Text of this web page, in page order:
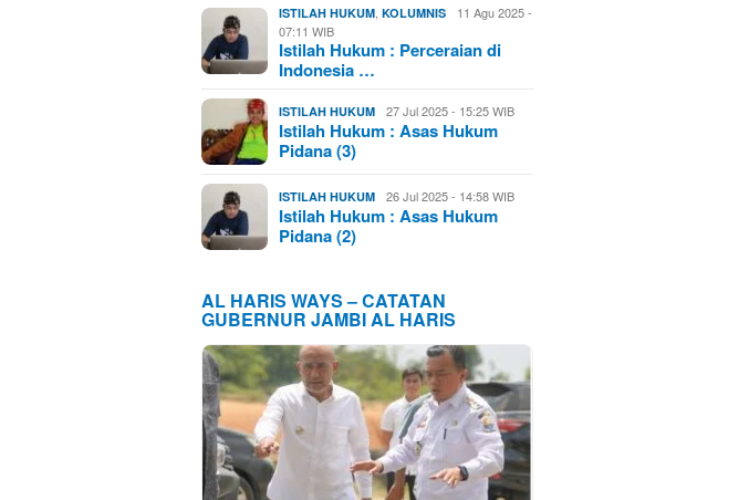
ISTILAH HUKUM ,KOLUMNIS
11 Agu 2025 -
07:11 WIB
Istilah Hukum : Perceraian di
Indonesia …
ISTILAH HUKUM 27 Jul 2025 - 15:25 WIB
Istilah Hukum : Asas Hukum
Pidana (3)
ISTILAH HUKUM 26 Jul 2025 - 14:58 WIB
Istilah Hukum : Asas Hukum
Pidana (2)
AL HARIS WAYS – CATATAN
GUBERNUR JAMBI AL HARIS